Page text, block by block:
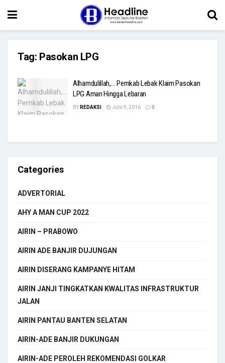
Tag: Pasokan LPG
Alhamdulillah,… Pemkab Lebak Klaim Pasokan
LPG Aman Hingga Lebaran
BY REDAKSI Juni 9, 2016 0
Categories
ADVERTORIAL
AHY A MAN CUP 2022
AIRIN – PRABOWO
AIRIN ADE BANJIR DUJUNGAN
AIRIN DISERANG KAMPANYE HITAM
AIRIN JANJI TINGKATKAN KWALITAS INFRASTRUKTUR
JALAN
AIRIN PANTAU BANTEN SELATAN
AIRIN-ADE BANJIR DUKUNGAN
AIRIN-ADE PEROLEH REKOMENDASI GOLKAR